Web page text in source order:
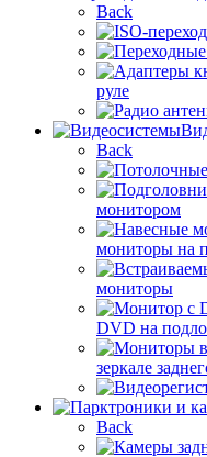
Back
руле
Back
монитором
мониторы на
мониторы
DVD на
зеркале
Back